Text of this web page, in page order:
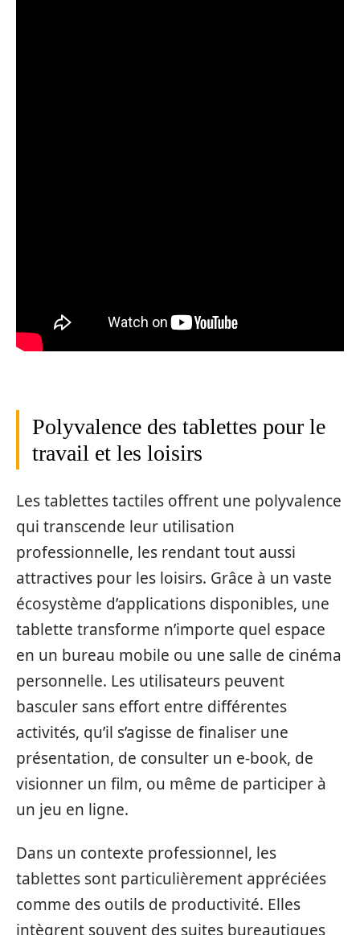
Polyvalence des tablettes pour le
travail et les loisirs
Les tablettes tactiles offrent une polyvalence
qui transcende leur utilisation
professionnelle, les rendant tout aussi
attractives pour les loisirs. Grâce à un vaste
écosystème d’applications disponibles, une
tablette transforme n’importe quel espace
en un bureau mobile ou une salle de cinéma
personnelle. Les utilisateurs peuvent
basculer sans effort entre différentes
activités, qu’il s’agisse de finaliser une
présentation, de consulter un e-book, de
visionner un film, ou même de participer à
un jeu en ligne.
Dans un contexte professionnel, les
tablettes sont particulièrement appréciées
comme des outils de productivité. Elles
intègrent souvent des suites bureautiques